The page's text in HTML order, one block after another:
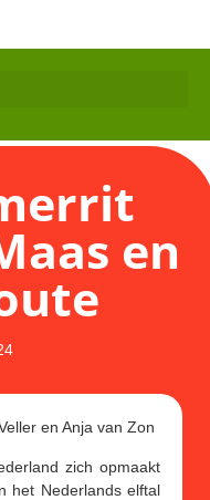
en
en Anja van Zon
zich opmaakt
het Nederlands elftal